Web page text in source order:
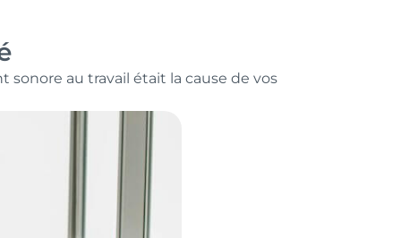
au travail était la cause de vos